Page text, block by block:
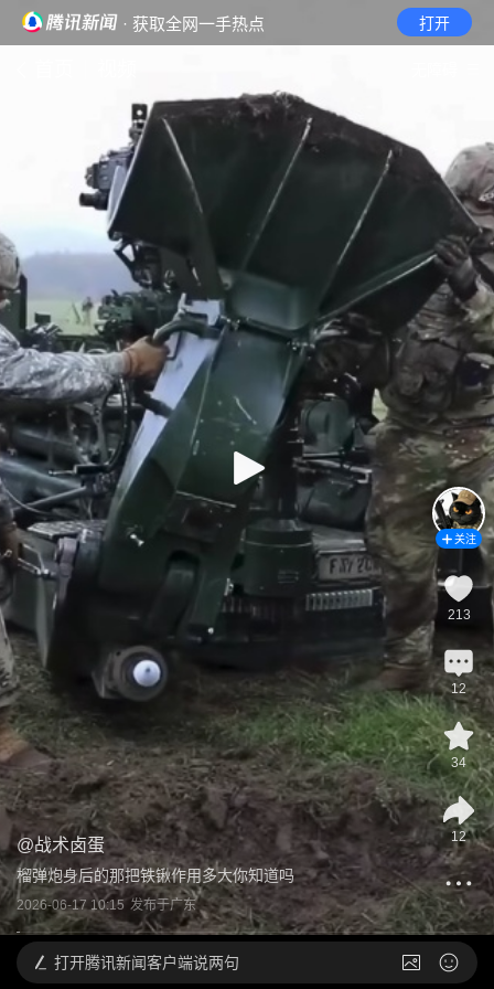
· 获取全网一手热点 打开
@战术卤蛋
榴弹炮身后的那把铁锹作用多大你知道吗
2026-06-17 10:15 发布于广东
关注
213
12
34
12
打开腾讯新闻客户端说两句